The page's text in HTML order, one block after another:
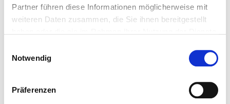
Partner führen diese Informationen möglicherweise mit
weiteren Daten zusammen, die Sie ihnen bereitgestellt
Notwendig
Präferenzen